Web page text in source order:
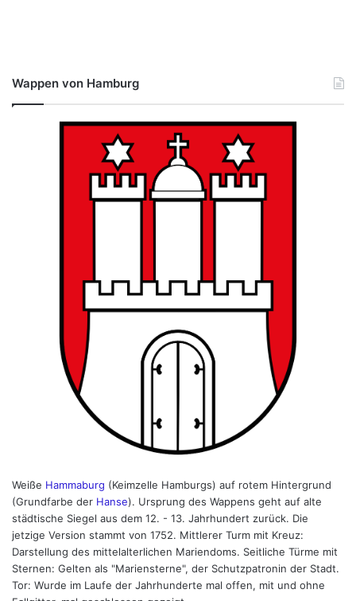
Wappen von Hamburg
Weiße Hammaburg (Keimzelle Hamburgs) auf rotem Hintergrund
(Grundfarbe der Hanse). Ursprung des Wappens geht auf alte
städtische Siegel aus dem 12. - 13. Jahrhundert zurück. Die
jetzige Version stammt von 1752. Mittlerer Turm mit Kreuz:
Darstellung des mittelalterlichen Mariendoms. Seitliche Türme mit
Sternen: Gelten als "Mariensterne", der Schutzpatronin der Stadt.
Tor: Wurde im Laufe der Jahrhunderte mal offen, mit und ohne